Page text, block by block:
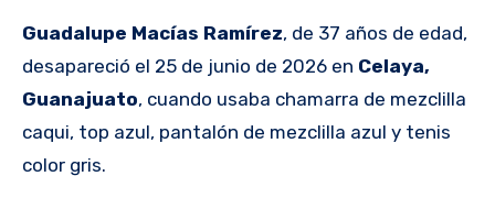
Guadalupe Macías Ramírez, de 37 años de edad,
desapareció el 25 de junio de 2026 en Celaya,
Guanajuato, cuando usaba chamarra de mezclilla
caqui, top azul, pantalón de mezclilla azul y tenis
color gris.